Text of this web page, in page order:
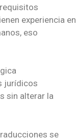
experiencia en
eso
jurídicos
sin alterar la
se